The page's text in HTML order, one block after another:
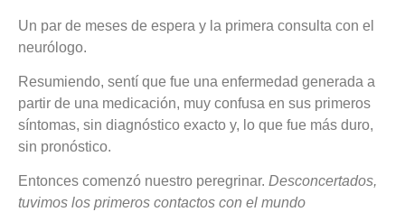
Un par de meses de espera y la primera consulta con el
neurólogo.
Resumiendo, sentí que fue una enfermedad generada a
partir de una medicación, muy confusa en sus primeros
síntomas, sin diagnóstico exacto y, lo que fue más duro,
sin pronóstico.
Entonces comenzó nuestro peregrinar. Desconcertados,
tuvimos los primeros contactos con el mundo